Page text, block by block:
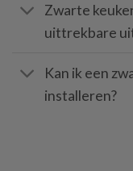
Zwarte
uittrekbare
Kan ik een
installeren?